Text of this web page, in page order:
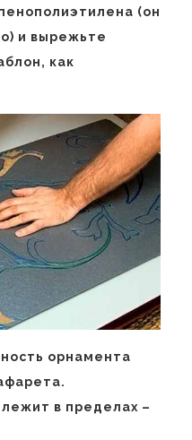
(он
и вырежьте
как
орнамента
в пределах –